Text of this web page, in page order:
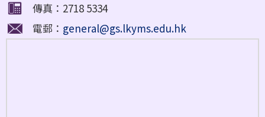
傳真：2718 5334
電郵： general@gs.lkyms.edu.hk